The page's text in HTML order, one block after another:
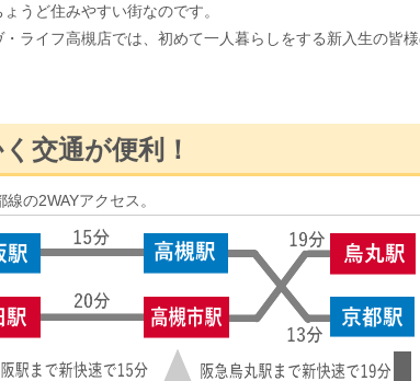
うど住みやすい街なのです。
ライフ高槻店では、初めて一人暮らしをする新入生の皆
交通が便利！
の2WAYアクセス。